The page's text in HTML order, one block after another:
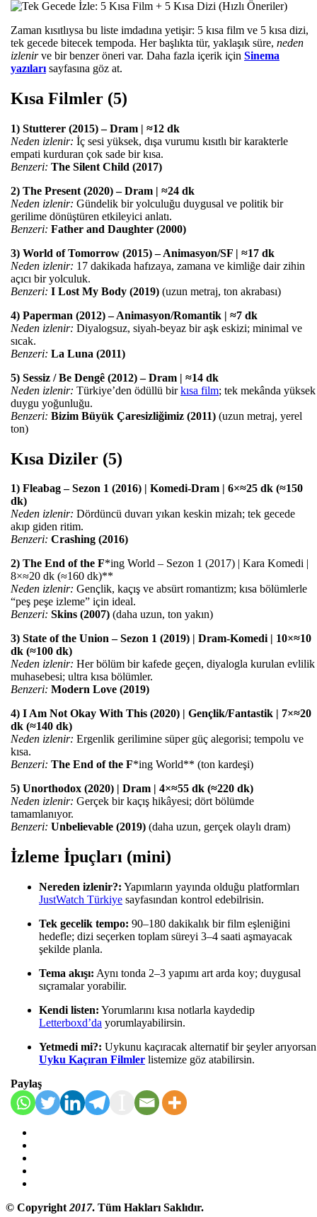
Zaman kısıtlıysa bu liste imdadına yetişir: 5 kısa film ve 5 kısa dizi,
tek gecede bitecek tempoda. Her başlıkta tür, yaklaşık süre, neden
izlenirve bir benzer öneri var. Daha fazla içerik için Sinema
yazıları sayfasına göz at.
Kısa Filmler (5)
1) Stutterer (2015) – Dram | ≈12 dk
Neden izlenir: İç sesi yüksek, dışa vurumu kısıtlı bir karakterle
empati kurduran çok sade bir kısa.
Benzeri: The Silent Child (2017)
2) The Present (2020) – Dram | ≈24 dk
Neden izlenir: Gündelik bir yolculuğu duygusal ve politik bir
gerilime dönüştüren etkileyici anlatı.
Benzeri: Father and Daughter (2000)
3) World of Tomorrow (2015) – Animasyon/SF | ≈17 dk
Neden izlenir: 17 dakikada hafızaya, zamana ve kimliğe dair zihin
açıcı bir yolculuk.
Benzeri: I Lost My Body (2019) (uzun metraj, ton akrabası)
4) Paperman (2012) – Animasyon/Romantik | ≈7 dk
Neden izlenir: Diyalogsuz, siyah-beyaz bir aşk eskizi; minimal ve
sıcak.
Benzeri: La Luna (2011)
5) Sessiz / Be Dengê (2012) – Dram | ≈14 dk
Neden izlenir: Türkiye’den ödüllü birkısa film; tek mekânda yüksek
duygu yoğunluğu.
Benzeri: Bizim Büyük Çaresizliğimiz (2011) (uzun metraj, yerel
ton)
Kısa Diziler (5)
1) Fleabag – Sezon 1 (2016) | Komedi-Dram | 6×≈25 dk (≈150
dk)
Neden izlenir: Dördüncü duvarı yıkan keskin mizah; tek gecede
akıp giden ritim.
Benzeri: Crashing (2016)
2) The End of the F*ing World – Sezon 1 (2017) | Kara Komedi |
8×≈20 dk (≈160 dk)**
Neden izlenir: Gençlik, kaçış ve absürt romantizm; kısa bölümlerle
“peş peşe izleme” için ideal.
Benzeri: Skins (2007) (daha uzun, ton yakın)
3) State of the Union – Sezon 1 (2019) | Dram-Komedi | 10×≈10
dk (≈100 dk)
Neden izlenir: Her bölüm bir kafede geçen, diyalogla kurulan evlilik
muhasebesi; ultra kısa bölümler.
Benzeri: Modern Love (2019)
4) I Am Not Okay With This (2020) | Gençlik/Fantastik | 7×≈20
dk (≈140 dk)
Neden izlenir: Ergenlik gerilimine süper güç alegorisi; tempolu ve
kısa.
Benzeri: The End of the F*ing World** (ton kardeşi)
5) Unorthodox (2020) | Dram | 4×≈55 dk (≈220 dk)
Neden izlenir: Gerçek bir kaçış hikâyesi; dört bölümde
tamamlanıyor.
Benzeri: Unbelievable (2019) (daha uzun, gerçek olaylı dram)
İzleme İpuçları (mini)
Nereden izlenir?: Yapımların yayında olduğu platformları
JustWatch Türkiye sayfasından kontrol edebilrisin.
Tek gecelik tempo: 90–180 dakikalık bir film eşleniğini
hedefle; dizi seçerken toplam süreyi 3–4 saati aşmayacak
şekilde planla.
Tema akışı: Aynı tonda 2–3 yapımı art arda koy; duygusal
sıçramalar yorabilir.
Kendi listen: Yorumlarını kısa notlarla kaydedip
Letterboxd’da yorumlayabilirsin.
Yetmedi mi?: Uykunu kaçıracak alternatif bir şeyler arıyorsan
Uyku Kaçıran Filmler listemize göz atabilirsin.
Paylaş
© Copyright 2017. Tüm Hakları Saklıdır.